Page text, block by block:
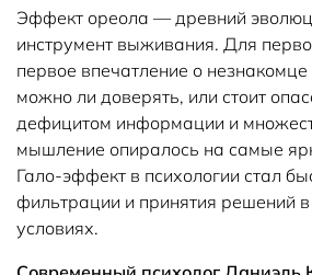
Эффект ореола — древний
инструмент выживания. Для
первое впечатление о
можно ли доверять, или стоит
дефицитом информации и
мышление опиралось на самые
Гало-эффект в психологии стал
фильтрации и принятия решений
условиях.